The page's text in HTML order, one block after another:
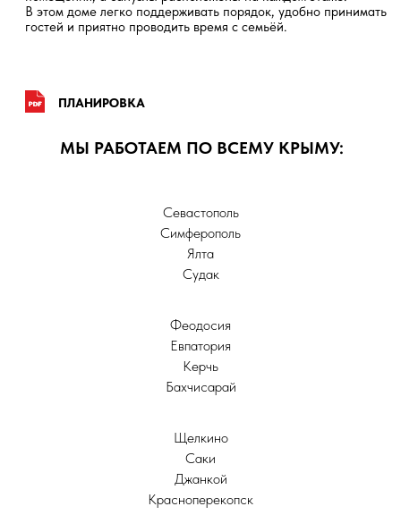
МЫ РАБОТАЕМ ПО ВСЕМУ КРЫМУ:
Севастополь
Симферополь
Ялта
Судак
Феодосия
Евпатория
Керчь
Бахчисарай
Щелкино
Саки
Джанкой
Красноперекопск
г. Севастополь,
ул. Адм. Юмашева, 4В